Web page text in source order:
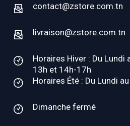
contact@zstore.com.tn
livraison@zstore.com.tn
Horaires Hiver : Du Lundi
13h et 14h-17h
Horaires Été : Du Lundi
Dimanche fermé